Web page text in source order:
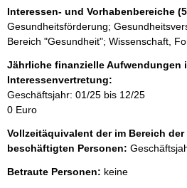
Interessen- und Vorhabenbereiche
Gesundheitsförderung;
Bereich "Gesundheit"; Wissenschaft,
Jährliche finanzielle Aufwendungen
Interessenvertretung:
Geschäftsjahr: 01/25 bis 12/25
0 Euro
Vollzeitäquivalent der im Bereich
beschäftigten Personen:
Betraute Personen: keine